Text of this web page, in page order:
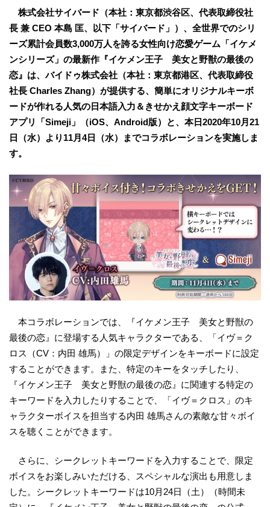
株式会社サイバード（本社：東京都渋谷区、代表取締役社
長 兼 CEO 本島 匡、以下「サイバード」）、全世界でのシリ
ーズ累計会員数3,000万人を誇る女性向け恋愛ゲーム「イケメ
ンシリーズ」の最新作『イケメン王子 美女と野獣の最後の
恋』は、バイドゥ株式会社（本社：東京都港区、代表取締役
社長 Charles Zhang）が提供する、簡単にオリジナルキーボ
ードが作れる人気の日本語入力＆きせかえ顔文字キーボード
アプリ「Simeji」（iOS、Android版）と、本日2020年10月21
日（水）より11月4日（水）までコラボレーションを実施しま
す。
本コラボレーションでは、『イケメン王子 美女と野獣の
最後の恋』に登場する人気キャラクターである、「イヴ＝ク
ロス（CV：内田 雄馬）」の限定デザインをキーボードに設定
することができます。また、特定のキーをタッチしたり、
『イケメン王子 美女と野獣の最後の恋』に関連する特定の
キーワードを入力したりすることで、「イヴ＝クロス」のキ
ャラクターボイスを担当する内田 雄馬さんの素敵な甘々ボイ
スを聴くことができます。
さらに、シークレットキーワードを入力することで、限定
ボイスをお楽しみいただける、スペシャルな演出も用意しま
した。シークレットキーワードは10月24日（土）（時間未